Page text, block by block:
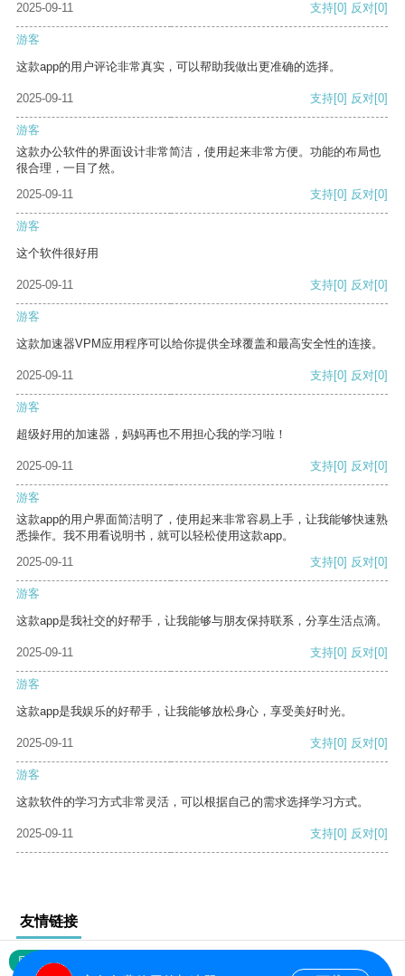
2025-09-11
支持[0] 反对[0]
游客
这款app的用户评论非常真实，可以帮助我做出更准确的选择。
2025-09-11 支持[0] 反对[0]
游客
这款办公软件的界面设计非常简洁，使用起来非常方便。功能的布局也
很合理，一目了然。
2025-09-11
支持[0] 反对[0]
游客
这个软件很好用
2025-09-11 支持[0] 反对[0]
游客
这款加速器VPM应用程序可以给你提供全球覆盖和最高安全性的连接。
2025-09-11 支持[0] 反对[0]
游客
超级好用的加速器，妈妈再也不用担心我的学习啦！
2025-09-11 支持[0] 反对[0]
游客
这款app的用户界面简洁明了，使用起来非常容易上手，让我能够快速熟
悉操作。我不用看说明书，就可以轻松使用这款app。
2025-09-11
支持[0] 反对[0]
游客
这款app是我社交的好帮手，让我能够与朋友保持联系，分享生活点滴。
2025-09-11 支持[0] 反对[0]
游客
这款app是我娱乐的好帮手，让我能够放松身心，享受美好时光。
2025-09-11 支持[0] 反对[0]
游客
这款软件的学习方式非常灵活，可以根据自己的需求选择学习方式。
2025-09-11 支持[0] 反对[0]
友情链接
网站地图